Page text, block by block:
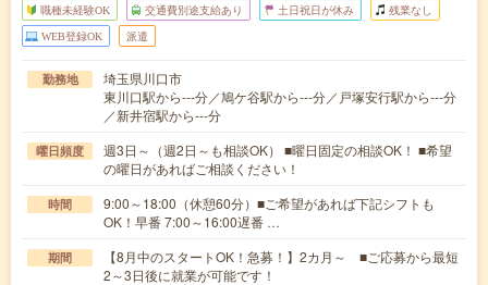
職種未経験OK 交通費別途支給あり 土日祝日が休み 残業なし
WEB登録OK 派遣
勤務地
埼玉県川口市
東川口駅から---分／鳩ケ谷駅から---分／戸塚安行駅から---分
／新井宿駅から---分
曜日頻度
週3日～（週2日～も相談OK） ■曜日固定の相談OK！ ■希望
の曜日があればご相談ください！
時間
9:00～18:00（休憩60分）■ご希望があれば下記シフトも
OK！早番 7:00～16:00遅番 …
期間
【8月中のスタートOK！急募！】2カ月～ ■ご応募から最短
2～3日後に就業が可能です！